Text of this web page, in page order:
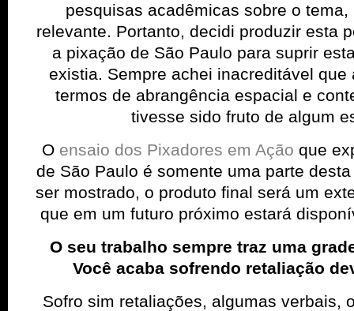
pesquisas acadêmicas sobre o
relevante. Portanto, decidi produzir esta
a pixação de São Paulo para suprir
existia. Sempre achei inacreditável
termos de abrangência espacial e
tivesse sido fruto de algum
O ensaio dos Pixadores em Ação que
de São Paulo é somente uma parte
ser mostrado, o produto final será um
que em um futuro próximo estará
O seu trabalho sempre traz uma
Você acaba sofrendo retaliação
Sofro sim retaliações, algumas verbais,